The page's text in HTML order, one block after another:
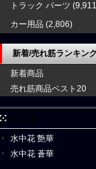
トラック パーツ
カー用品 (2,806)
新着/売れ筋ランキン
新着商品
売れ筋商品ベスト20
水中花 艶華
水中花 蒼華